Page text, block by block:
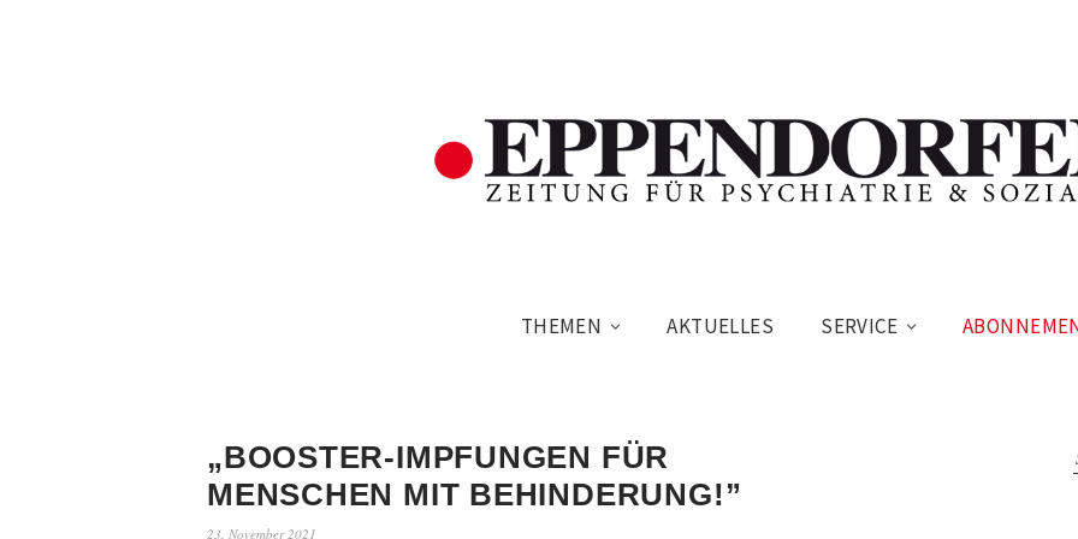
THEMEN AKTUELLES SERVICE
„BOOSTER-IMPFUNGEN FÜR
MENSCHEN MIT BEHINDERUNG!”
23. November 2021